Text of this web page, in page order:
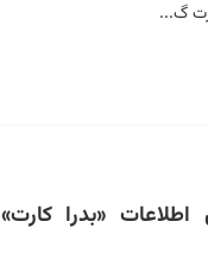
گ...
اطلاعات«بدرا کارت»